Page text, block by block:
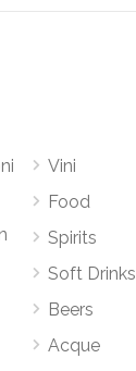
Vini
Food
Spirits
Soft Drinks
Beers
Acque